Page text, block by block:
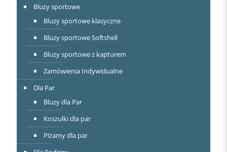
Bluzy sportowe
Bluzy sportowe klasyczne
Bluzy sportowe Softshell
Bluzy sportowe z kapturem
Zamówienia Indywidualne
Dla Par
Bluzy dla Par
Koszulki dla par
Piżamy dla par